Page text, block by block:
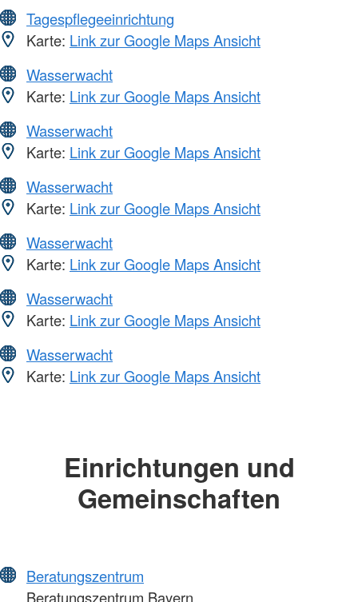
Tagespflegeeinrichtung
Karte: Link zur Google Maps Ansicht
Wasserwacht
Karte: Link zur Google Maps Ansicht
Wasserwacht
Karte: Link zur Google Maps Ansicht
Wasserwacht
Karte: Link zur Google Maps Ansicht
Wasserwacht
Karte: Link zur Google Maps Ansicht
Wasserwacht
Karte: Link zur Google Maps Ansicht
Wasserwacht
Karte: Link zur Google Maps Ansicht
Einrichtungen und
Gemeinschaften
Beratungszentrum
Beratungszentrum Bayern